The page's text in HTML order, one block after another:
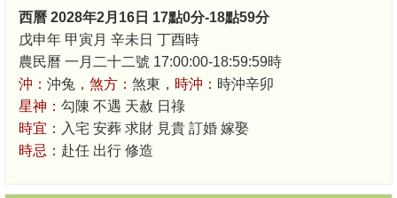
西曆 2028年2月16日 17點0分-18點59分
戊申年 甲寅月 辛未日 丁酉時
農民曆 一月二十二號 17:00:00-18:59:59時
沖： 沖兔， 煞方： 煞東， 時沖： 時沖辛卯
星神： 勾陳 不遇 天赦 日祿
時宜： 入宅 安葬 求財 見貴 訂婚 嫁娶
時忌： 赴任 出行 修造